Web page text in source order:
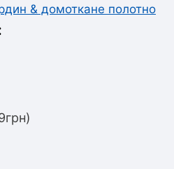
& домоткане полотно